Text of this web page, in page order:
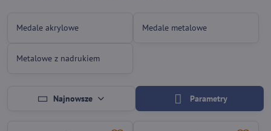
Medale akrylowe Medale metalowe
Metalowe z nadrukiem
Najnowsze Parametry